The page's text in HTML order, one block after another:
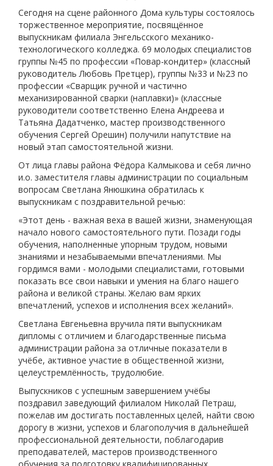
Сегодня на сцене районного Дома культуры состоялось
торжественное мероприятие, посвящённое
выпускникам филиала Энгельсского механико-
технологического колледжа. 69 молодых специалистов
группы №45 по профессии «Повар-кондитер» (классный
руководитель Любовь Претцер), группы №33 и №23 по
профессии «Сварщик ручной и частично
механизированной сварки (наплавки)» (классные
руководители соответственно Елена Андреева и
Татьяна Дадатченко, мастер производственного
обучения Сергей Орешин) получили напутствие на
новый этап самостоятельной жизни.
От лица главы района Фёдора Калмыкова и себя лично
и.о. заместителя главы администрации по социальным
вопросам Светлана Янюшкина обратилась к
выпускникам с поздравительной речью:
«Этот день - важная веха в вашей жизни, знаменующая
начало нового самостоятельного пути. Позади годы
обучения, наполненные упорным трудом, новыми
знаниями и незабываемыми впечатлениями. Мы
гордимся вами - молодыми специалистами, готовыми
показать все свои навыки и умения на благо нашего
района и великой страны. Желаю вам ярких
впечатлений, успехов и исполнения всех желаний».
Светлана Евгеньевна вручила пяти выпускникам
дипломы с отличием и благодарственные письма
администрации района за отличные показатели в
учёбе, активное участие в общественной жизни,
целеустремлённость, трудолюбие.
Выпускников с успешным завершением учёбы
поздравил заведующий филиалом Николай Петраш,
пожелав им достигать поставленных целей, найти свою
дорогу в жизни, успехов и благополучия в дальнейшей
профессиональной деятельности, поблагодарив
преподавателей, мастеров производственного